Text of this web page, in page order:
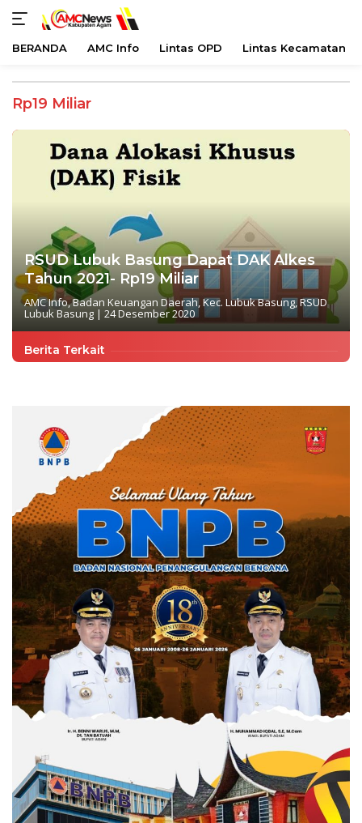
konten
BERANDA AMC Info Lintas OPD Lintas Kecamatan
Rp19 Miliar
RSUD Lubuk Basung Dapat DAK Alkes
Tahun 2021- Rp19 Miliar
AMC Info,Badan Keuangan Daerah,Kec. Lubuk Basung,RSUD
Lubuk Basung | 24 Desember 2020
Berita Terkait